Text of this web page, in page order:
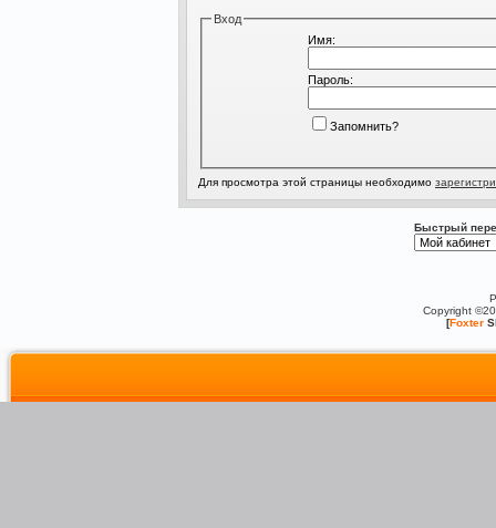
Вход
Имя:
Пароль:
Запомнить?
Для просмотра этой страницы необходимо
Быстрый
Copyright
[Foxter